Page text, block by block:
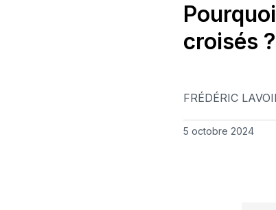
croisés ?
FRÉDÉRIC
5 octobre 2024